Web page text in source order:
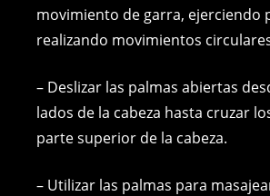
movimiento de garra, ejerciendo
realizando movimientos
– Deslizar las palmas abiertas
lados de la cabeza hasta cruzar
parte superior de la cabeza.
– Utilizar las palmas para